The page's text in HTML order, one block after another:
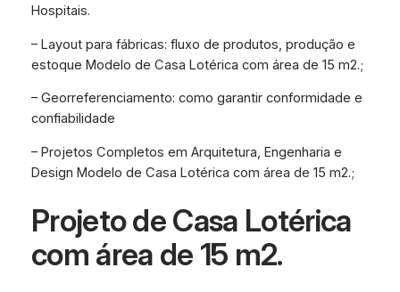
Hospitais.
– Layout para fábricas: fluxo de produtos, produção e
estoque Modelo de Casa Lotérica com área de 15 m2.;
– Georreferenciamento: como garantir conformidade e
confiabilidade
– Projetos Completos em Arquitetura, Engenharia e
Design Modelo de Casa Lotérica com área de 15 m2.;
Projeto de Casa Lotérica
com área de 15 m2.